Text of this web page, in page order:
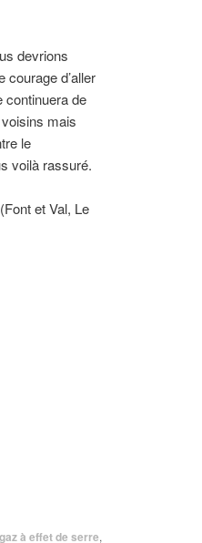
devrions
d’aller
continuera de
mais
le
voilà rassuré.
et Val, Le
gaz à effet de serre,